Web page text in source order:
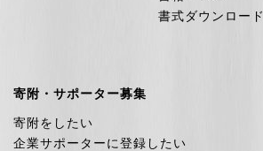
書式ダウンロード
寄附・サポーター募集
寄附をしたい
企業サポーターに登録したい